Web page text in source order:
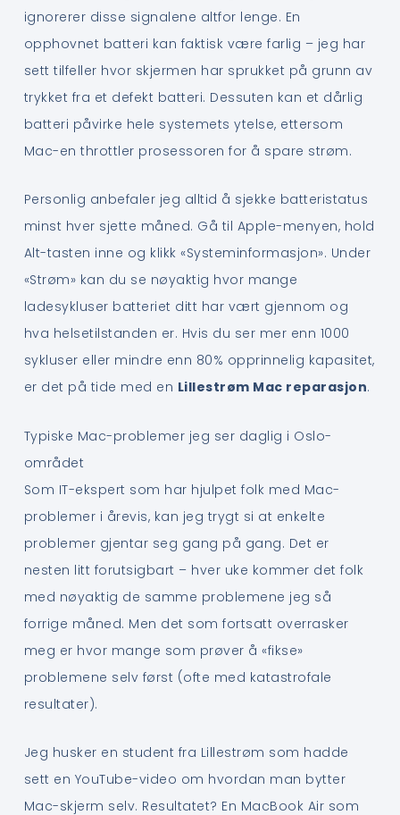
ignorerer disse signalene altfor lenge. En
opphovnet batteri kan faktisk være farlig – jeg har
sett tilfeller hvor skjermen har sprukket på grunn av
trykket fra et defekt batteri. Dessuten kan et dårlig
batteri påvirke hele systemets ytelse, ettersom
Mac-en throttler prosessoren for å spare strøm.
Personlig anbefaler jeg alltid å sjekke batteristatus
minst hver sjette måned. Gå til Apple-menyen, hold
Alt-tasten inne og klikk «Systeminformasjon». Under
«Strøm» kan du se nøyaktig hvor mange
ladesykluser batteriet ditt har vært gjennom og
hva helsetilstanden er. Hvis du ser mer enn 1000
sykluser eller mindre enn 80% opprinnelig kapasitet,
er det på tide med en Lillestrøm Mac reparasjon.
Typiske Mac-problemer jeg ser daglig i Oslo-
området
Som IT-ekspert som har hjulpet folk med Mac-
problemer i årevis, kan jeg trygt si at enkelte
problemer gjentar seg gang på gang. Det er
nesten litt forutsigbart – hver uke kommer det folk
med nøyaktig de samme problemene jeg så
forrige måned. Men det som fortsatt overrasker
meg er hvor mange som prøver å «fikse»
problemene selv først (ofte med katastrofale
resultater).
Jeg husker en student fra Lillestrøm som hadde
sett en YouTube-video om hvordan man bytter
Mac-skjerm selv. Resultatet? En MacBook Air som